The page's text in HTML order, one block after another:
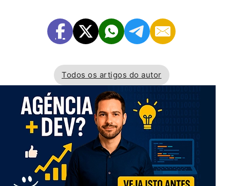
Todos os artigos do autor